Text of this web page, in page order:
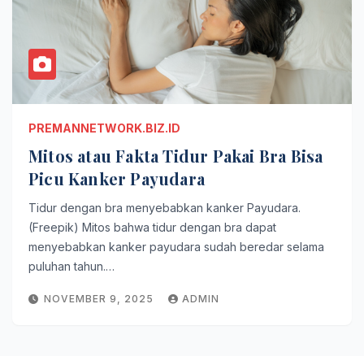
PREMANNETWORK.BIZ.ID
Mitos atau Fakta Tidur Pakai Bra Bisa
Picu Kanker Payudara
Tidur dengan bra menyebabkan kanker Payudara.
(Freepik) Mitos bahwa tidur dengan bra dapat
menyebabkan kanker payudara sudah beredar selama
puluhan tahun.…
NOVEMBER 9, 2025 ADMIN